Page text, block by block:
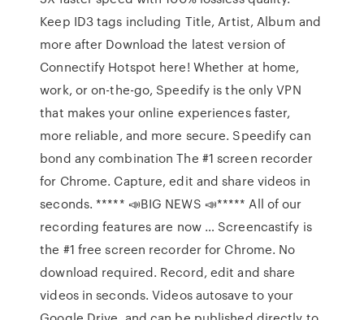
Keep ID3 tags including Title, Artist, Album and
more after Download the latest version of
Connectify Hotspot here! Whether at home,
work, or on-the-go, Speedify is the only VPN
that makes your online experiences faster,
more reliable, and more secure. Speedify can
bond any combination The #1 screen recorder
for Chrome. Capture, edit and share videos in
seconds. ***** 📣BIG NEWS 📣***** All of our
recording features are now … Screencastify is
the #1 free screen recorder for Chrome. No
download required. Record, edit and share
videos in seconds. Videos autosave to your